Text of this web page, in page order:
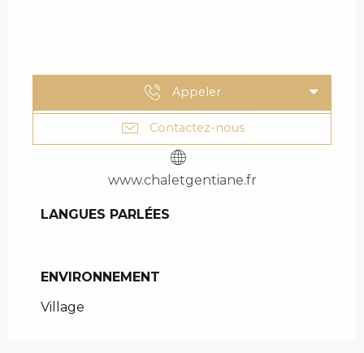
Appeler
Contactez-nous
www.chaletgentiane.fr
LANGUES PARLÉES
LANGUES PARLÉES
ENVIRONNEMENT
ENVIRONNEMENT
Village